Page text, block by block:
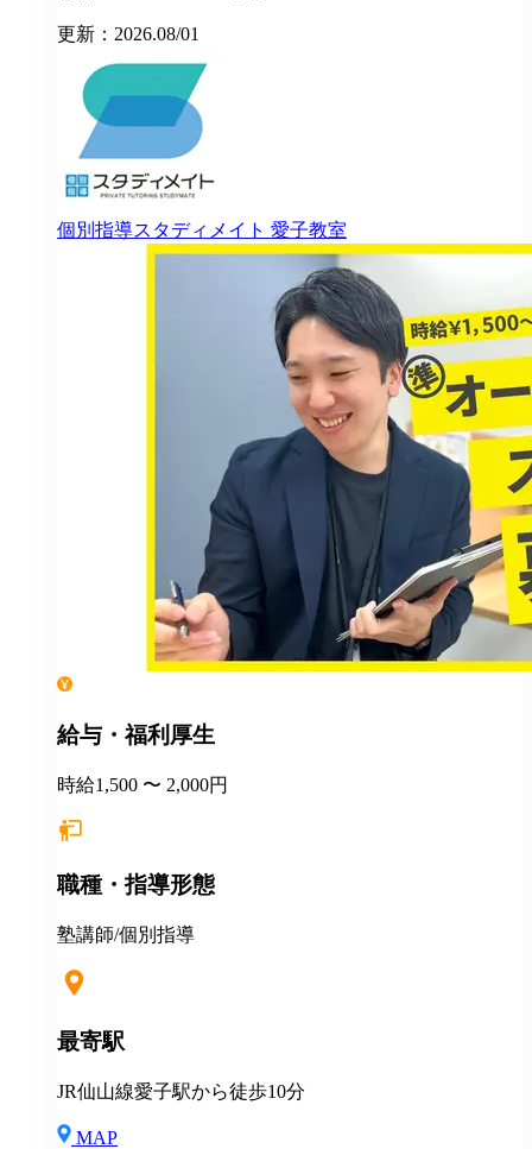
更新：2026.08/01
個別指導スタディメイト 愛子教室
給与・福利厚生
時給1,500 〜 2,000円
職種・指導形態
塾講師/個別指導
最寄駅
JR仙山線愛子駅から徒歩10分
MAP